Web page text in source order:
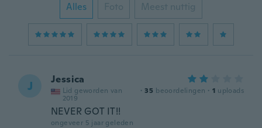
Alles Foto Meest nuttig
J Jessica
Lid geworden van
2019
· 35 beoordelingen · 1 uploads
NEVER GOT IT!!
ongeveer 5 jaar geleden